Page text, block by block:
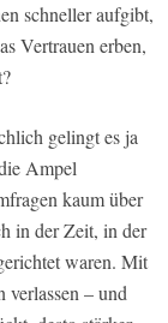
schneller aufgibt,
Vertrauen erben,
gelingt es ja
Ampel
kaum über
in der Zeit, in der
waren. Mit
verlassen – und